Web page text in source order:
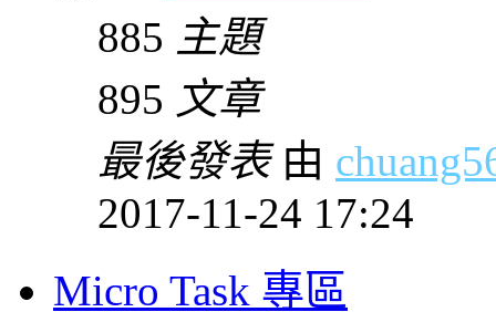
885 主題
895 文章
最後發表由
2017-11-24 17:24
Micro Task 專區